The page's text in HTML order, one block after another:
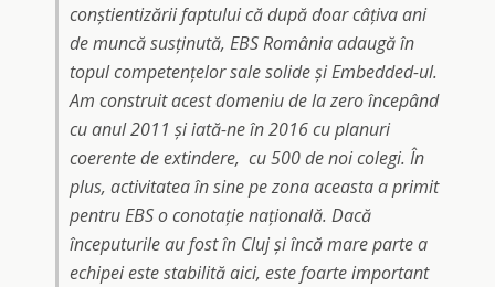
conștientizării faptului că după doar câțiva ani
de muncă susținută, EBS România adaugă în
topul competențelor sale solide și Embedded-ul.
Am construit acest domeniu de la zero începând
cu anul 2011 și iată-ne în 2016 cu planuri
coerente de extindere, cu 500 de noi colegi. În
plus, activitatea în sine pe zona aceasta a primit
pentru EBS o conotație națională. Dacă
începuturile au fost în Cluj și încă mare parte a
echipei este stabilită aici, este foarte important